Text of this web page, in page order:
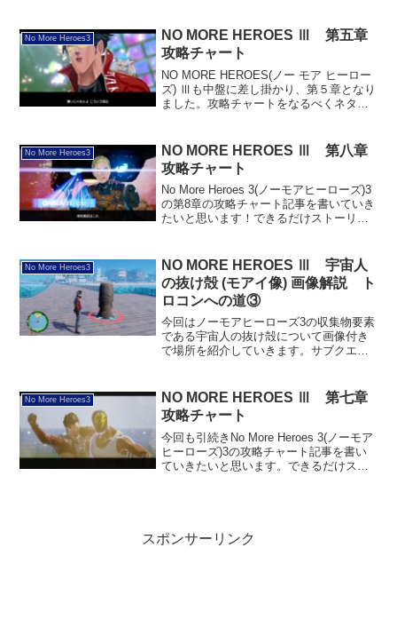
臨むことになります。本章の指定試合は
各エリ...
No More Heroes3
NO MORE HEROES Ⅲ 第五章
攻略チャート
NO MORE HEROES(ノー モア ヒーロー
ズ) Ⅲも中盤に差し掛かり、第５章となり
ました。攻略チャートをなるべくネタバ
スタートしたら、新エリア：コールオブ
バトル...
No More Heroes3
NO MORE HEROES Ⅲ 第八章
攻略チャート
No More Heroes 3(ノーモアヒーローズ)3
の第8章の攻略チャート記事を書いていき
たいと思います！できるだけストーリー
です！指定試合第八章が始まったら、フ
ァ...
No More Heroes3
NO MORE HEROES Ⅲ 宇宙人
の抜け殻 (モアイ像) 画像解説 ト
ロコンへの道③
今回はノーモアヒーローズ3の収集物要素
である宇宙人の抜け殻について画像付き
で場所を紹介していきます。サブクエス
トの受注場所とまとめサンタデストロイ
の南西(野球場の...
No More Heroes3
NO MORE HEROES Ⅲ 第七章
攻略チャート
今回も引続きNo More Heroes 3(ノーモア
ヒーローズ)3の攻略チャート記事を書い
ていきたいと思います。できるだけスト
スポンサーリンク